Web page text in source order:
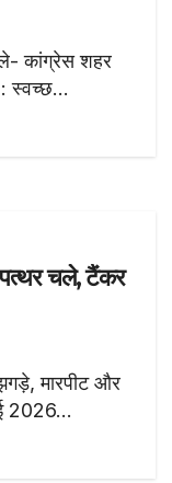
कांग्रेस शहर
: स्वच्छ…
पत्थर चले, टैंकर
मारपीट और
2026…